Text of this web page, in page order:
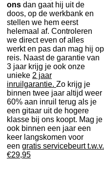
ons dan gaat hij uit de
doos, op de werkbank en
stellen we hem eerst
helemaal af. Controleren
we direct even of alles
werkt en pas dan mag hij op
reis. Naast de garantie van
3 jaar krijg je ook onze
unieke 2 jaar
inruilgarantie. Zo krijg je
binnen twee jaar altijd weer
60% aan inruil terug als je
een gitaar uit de hogere
klasse bij ons koopt. Mag je
ook binnen een jaar een
keer langskomen voor
een gratis servicebeurt t.w.v.
€29,95